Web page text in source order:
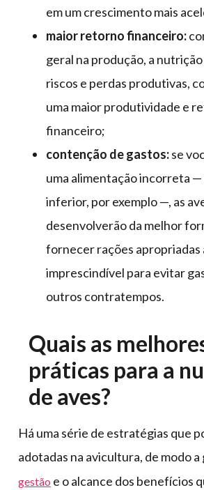
em um crescimento mais
maior retorno financeiro:
geral na produção, a
riscos e perdas produtivas,
uma maior produtividade e
financeiro;
contenção de gastos:se
uma alimentação incorreta —
inferior, por exemplo —, as
desenvolverão da melhor
fornecer rações apropriadas
imprescindível para evitar
outros contratempos.
Quais as
práticas para a
de aves?
Há uma série de estratégias que
adotadas na avicultura, de modo
gestão e o alcance dos benefícios